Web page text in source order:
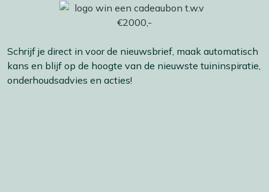
Schrijf je direct in voor de nieuwsbrief, maak automatisch
kans en blijf op de hoogte van de nieuwste tuininspiratie,
onderhoudsadvies en acties!